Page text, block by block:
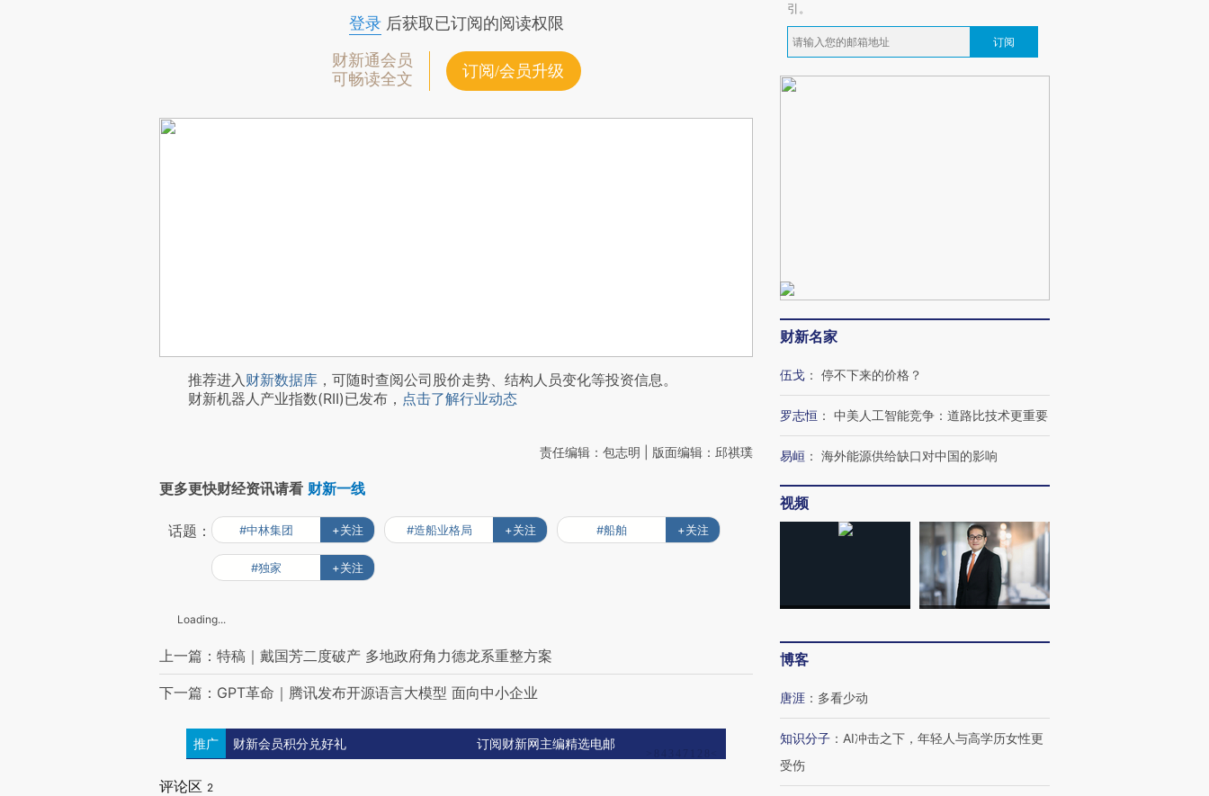
登录后获取已订阅的阅读权限
财新通会员
可畅读全文
订阅/会员升级
推荐进入财新数据库 ，可随时查阅公司股价走势、结构人员变化等投资信息。
财新机器人产业指数(RII)已发布， 点击了解行业动态
责任编辑：包志明 | 版面编辑：邱祺璞
更多更快财经资讯请看 财新一线
话题： #中林集团 +关注 #造船业格局 +关注 #船舶 +关注
#独家 +关注
Loading...
上一篇：特稿｜戴国芳二度破产 多地政府角力德龙系重整方案
下一篇：GPT革命｜腾讯发布开源语言大模型 面向中小企业
推广 财新会员积分兑好礼 订阅财新网主编精选电邮
评论区 2
引。
订阅
财新名家
伍戈 ： 停不下来的价格？
罗志恒 ： 中美人工智能竞争：道路比技术更重要
易峘 ： 海外能源供给缺口对中国的影响
视频
博客
唐涯 ： 多看少动
知识分子 ： AI冲击之下，年轻人与高学历女性更
受伤